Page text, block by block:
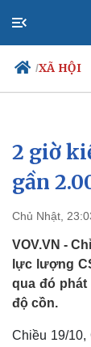
/XÃ HỘI
Chính trị
Đảng
Tổ chức nhân
Nhận diện sự
2 giờ
gần
Chủ Nhật,
VOV.VN -
lực lượng
qua đó
độ cồn.
Chiều 19/10,